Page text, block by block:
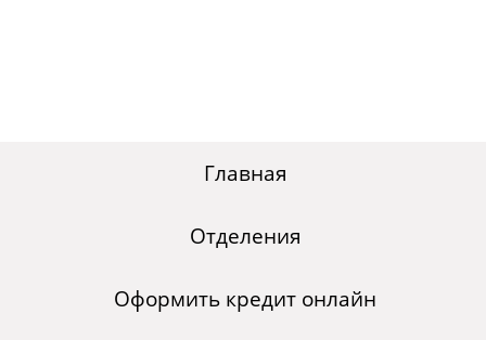
Главная
Отделения
Оформить кредит онлайн